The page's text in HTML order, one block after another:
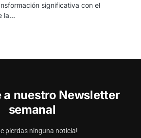
significativa con el
la…
a nuestro Newsletter
semanal
pierdas ninguna noticia!